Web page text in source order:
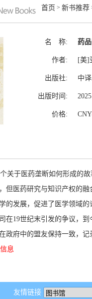
首页 > 新书推荐
名 称: 药
作者: [美]
出版社: 中
出版时间: 2025
价格:
关于医药垄断如何形成的
但医药研究与知识产权的
的发展，促进了医学领域
在19世纪末引发的争议，
政府中的盟友保持一致，
息
友情链接